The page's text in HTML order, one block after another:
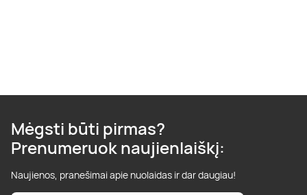
Mėgsti būti pirmas?
Prenumeruok naujienlaiškį:
Naujienos, pranešimai apie nuolaidas ir dar daugiau!